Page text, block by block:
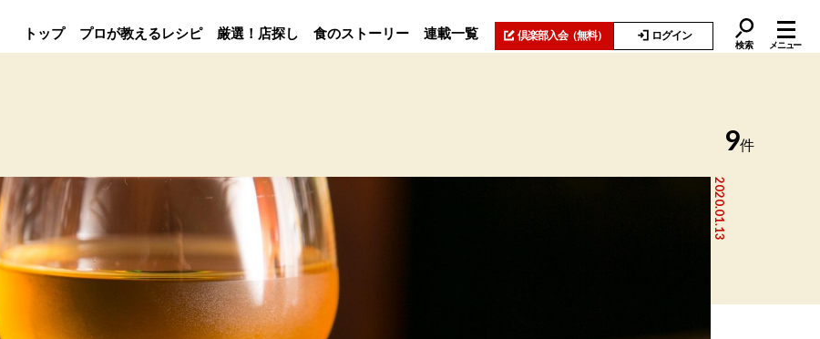
トップ プロが教えるレシピ 厳選！店探し 食のストーリー 連載一覧 倶楽部入会（無料） ログイン
検索 メニュー
9件
2020.01.13